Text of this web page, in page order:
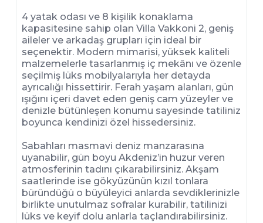
4 yatak odası ve 8 kişilik konaklama
kapasitesine sahip olan Villa Vakkoni 2, geniş
aileler ve arkadaş grupları için ideal bir
seçenektir. Modern mimarisi, yüksek kaliteli
malzemelerle tasarlanmış iç mekânı ve özenle
seçilmiş lüks mobilyalarıyla her detayda
ayrıcalığı hissettirir. Ferah yaşam alanları, gün
ışığını içeri davet eden geniş cam yüzeyler ve
denizle bütünleşen konumu sayesinde tatiliniz
boyunca kendinizi özel hissedersiniz.
Sabahları masmavi deniz manzarasına
uyanabilir, gün boyu Akdeniz’in huzur veren
atmosferinin tadını çıkarabilirsiniz. Akşam
saatlerinde ise gökyüzünün kızıl tonlara
büründüğü o büyüleyici anlarda sevdiklerinizle
birlikte unutulmaz sofralar kurabilir, tatilinizi
lüks ve keyif dolu anlarla taçlandırabilirsiniz.